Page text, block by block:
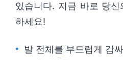
있습니다. 지금 바로 당
하세요!
발 전체를 부드럽게 감